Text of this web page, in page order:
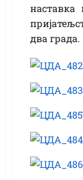
наставка
два града.